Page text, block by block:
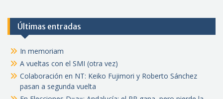
Últimas entradas
In memoriam
A vueltas con el SMI (otra vez)
Colaboración en NT: Keiko Fujimori y Roberto Sánchez
pasan a segunda vuelta